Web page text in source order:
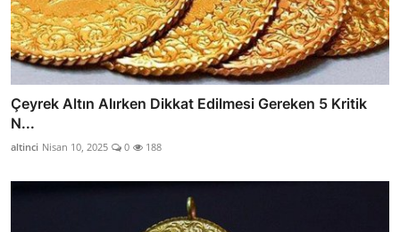
Çeyrek Altın Alırken Dikkat Edilmesi Gereken 5 Kritik
N...
altinci Nisan 10, 2025 0 188